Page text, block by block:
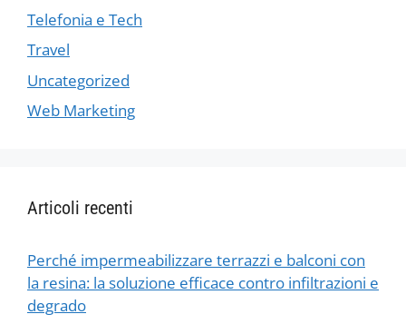
Telefonia e Tech
Travel
Uncategorized
Web Marketing
Articoli recenti
Perché impermeabilizzare terrazzi e balconi con
la resina: la soluzione efficace contro infiltrazioni e
degrado